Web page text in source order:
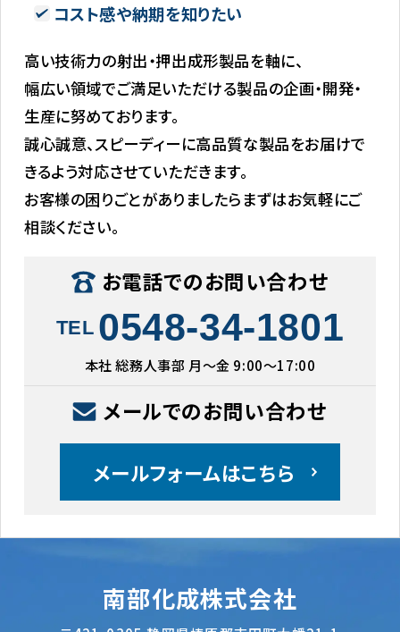
コスト感や納期を知りたい
高い技術力の射出・押出成形製品を軸に、
幅広い領域でご満足いただける製品の企画・開発・
生産に努めております。
誠心誠意、スピーディーに高品質な製品をお届けで
きるよう対応させていただきます。
お客様の困りごとがありましたらまずはお気軽にご
相談ください。
お電話でのお問い合わせ
TEL 0548-34-1801
本社 総務人事部 月〜金 9:00〜17:00
メールでのお問い合わせ
メールフォームはこちら
南部化成株式会社